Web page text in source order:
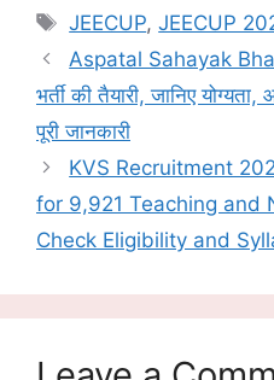
Tags
JEECUP,JEECUP
Aspatal Sahayak
भर्ती की तैयारी, जानिए
पूरी जानकारी
KVS Recruitment
for 9,921 Teaching and
Check Eligibility and